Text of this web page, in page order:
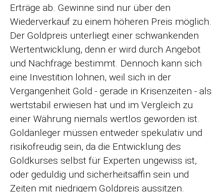
Erträge ab. Gewinne sind nur über den
Wiederverkauf zu einem höheren Preis möglich.
Der Goldpreis unterliegt einer schwankenden
Wertentwicklung, denn er wird durch Angebot
und Nachfrage bestimmt. Dennoch kann sich
eine Investition lohnen, weil sich in der
Vergangenheit Gold - gerade in Krisenzeiten - als
wertstabil erwiesen hat und im Vergleich zu
einer Währung niemals wertlos geworden ist.
Goldanleger müssen entweder spekulativ und
risikofreudig sein, da die Entwicklung des
Goldkurses selbst für Experten ungewiss ist,
oder geduldig und sicherheitsaffin sein und
Zeiten mit niedrigem Goldpreis aussitzen.